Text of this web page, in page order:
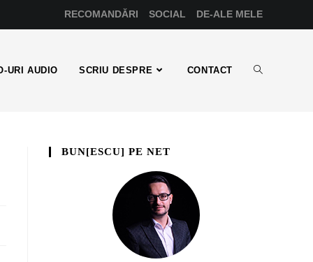
RECOMANDĂRI SOCIAL DE-ALE MELE
URI AUDIO SCRIU DESPRE CONTACT
BUN[ESCU] PE NET